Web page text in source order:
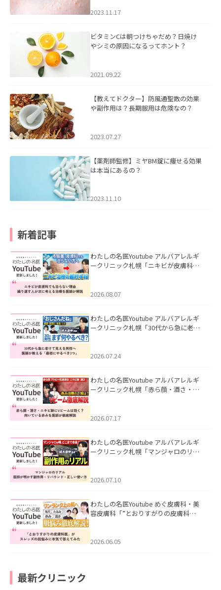
2023.11.17
ビタミンCは朝つけちゃだめ？日焼け
やシミの原因になるってホント？
2021.09.22
【教えてドクター】防風通聖散の効果
や副作用は？長期服用は危険なの？
2023.07.27
【薬剤師監修】ミヤBM錠に痩せる効果
は本当にあるの？
2023.11.10
新着記事
わたしの名医Youtube アルバアレルギ
ークリニック札幌「ニキビが皮膚科で
ました。
2026.08.07
わたしの名医Youtube アルバアレルギ
ークリニック札幌「30代から急に老け
た。
2026.07.24
わたしの名医Youtube アルバアレルギ
ークリニック札幌「赤ら顔・酒さ・ニ
した。
2026.07.17
わたしの名医Youtube アルバアレルギ
ークリニック札幌「マンジャロのリア
た。
2026.07.10
わたしの名医Youtube めぐ皮膚科・美
容皮膚科「”とおりすがりの皮膚科
2026.06.05
最新クリニック